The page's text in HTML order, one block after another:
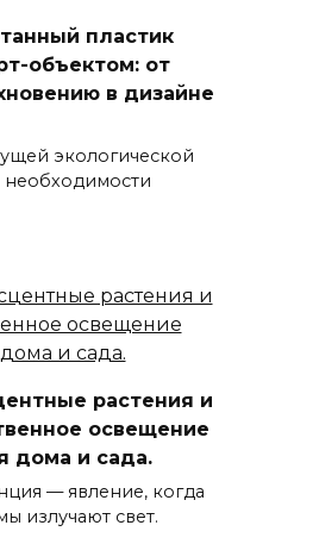
пластик
объектом: от
в дизайне
экологической
необходимости
растения и
освещение
дома и сада.
— явление, когда
излучают свет.